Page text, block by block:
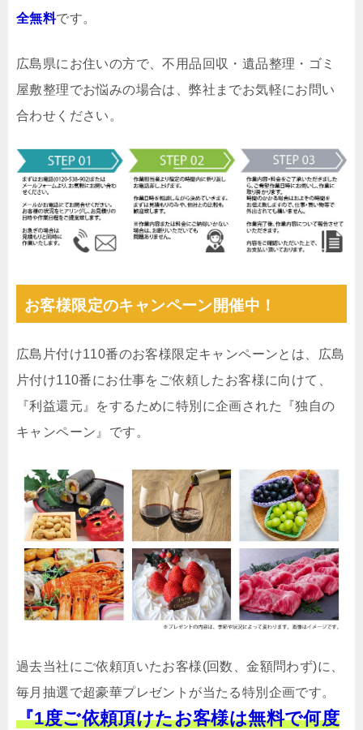
全無料です。
広島県にお住いの方で、不用品回収・遺品整理・ゴミ
屋敷整理でお悩みの場合は、弊社までお気軽にお問い
合わせください。
お客様限定のキャンペーン開催中！
広島片付け110番のお客様限定キャンペーンとは、広島
片付け110番にお仕事をご依頼したお客様に向けて、
『利益還元』をするために特別に企画された『独自の
キャンペーン』です。
過去当社にご依頼頂いたお客様(回数、金額問わず)に、
毎月抽選で超豪華プレゼントが当たる特別企画です。
『1度ご依頼頂けたお客様は無料で何度